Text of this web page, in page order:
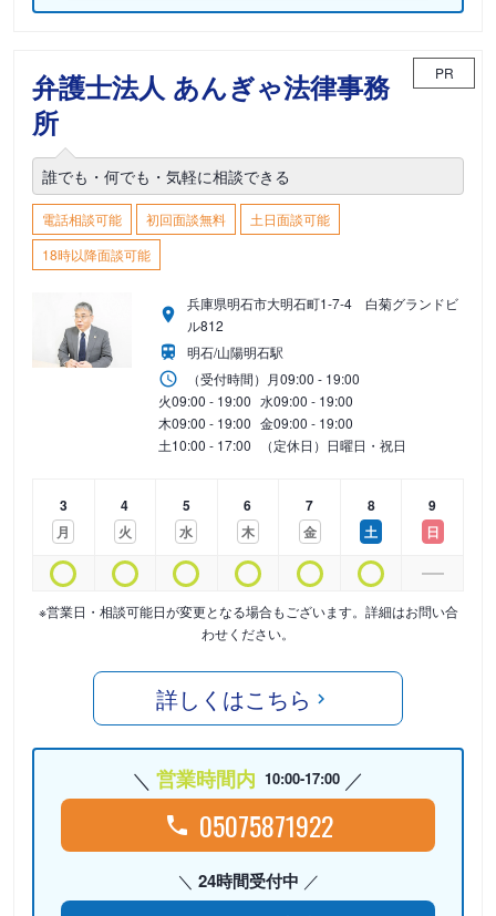
弁護士法人 あんぎゃ法律事務
所
PR
誰でも・何でも・気軽に相談できる
電話相談可能 初回面談無料
土日面談可能
18時以降面談可能
兵庫県明石市大明石町1-7-4 白菊グランドビ
ル812
明石/山陽明石駅
（受付時間） 月09:00 - 19:00
火09:00 - 19:00 水09:00 - 19:00
木09:00 - 19:00 金09:00 - 19:00
土10:00 - 17:00 （定休日）日曜日・祝日
3
月
4
火
5
水
6
木
7
金
8
土
9
日
※営業日・相談可能日が変更となる場合もございます。詳細はお問い合
わせください。
詳しくはこちら
営業時間内 10:00-17:00
05075871922
24時間受付中